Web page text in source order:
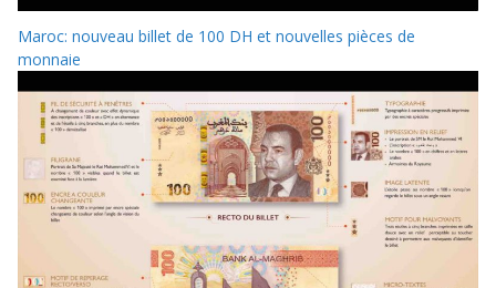
Maroc: nouveau billet de 100 DH et nouvelles pièces de
monnaie